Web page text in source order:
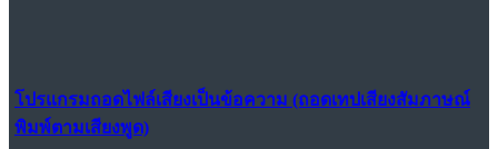
โปรแกรมถอดไฟล์เสียงเป็นข้อความ (ถอดเทปเสียงสัมภาษณ์
พิมพ์ตามเสียงพูด)